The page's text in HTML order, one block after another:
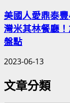
美國人愛鼎泰
灣米其林餐廳
盤點
2023-06-13
文章分類